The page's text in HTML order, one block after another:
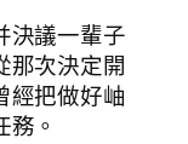
決議一輩子
那次決定開
經把做好岫
。